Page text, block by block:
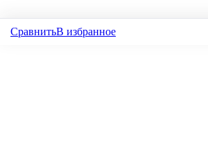
СравнитьВ избранное